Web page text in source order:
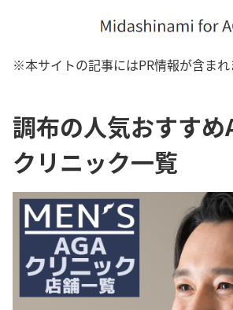
※本サイトの記事にはPR情報が含まれ
調布の人気おすすめ
クリニック一覧